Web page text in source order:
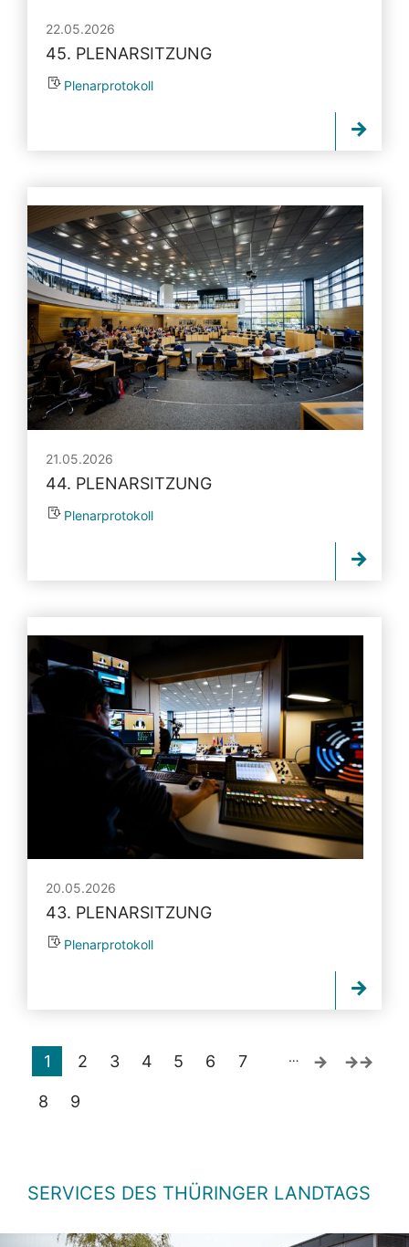
22.05.2026
45. PLENARSITZUNG
Plenarprotokoll
21.05.2026
44. PLENARSITZUNG
Plenarprotokoll
20.05.2026
43. PLENARSITZUNG
Plenarprotokoll
1 2 3 4 5 6 7
8 9
…
SERVICES DES THÜRINGER LANDTAGS